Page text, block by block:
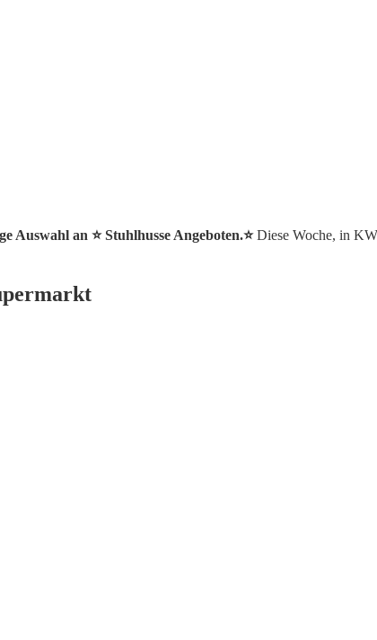
Auswahl an ⭐️ Stuhlhusse Angeboten.⭐️Diese Woche, in KW